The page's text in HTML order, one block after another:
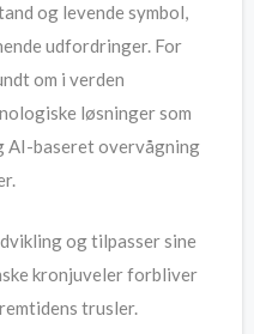
og levende symbol,
udfordringer. For
om i verden
løsninger som
AI-baseret overvågning
og tilpasser sine
kronjuveler forbliver
trusler.